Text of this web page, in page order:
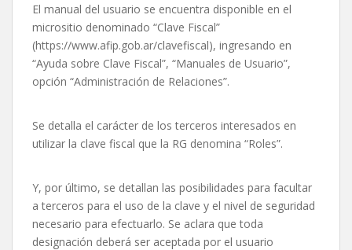
El manual del usuario se encuentra disponible en el
micrositio denominado “Clave Fiscal”
(https://www.afip.gob.ar/clavefiscal), ingresando en
“Ayuda sobre Clave Fiscal”, “Manuales de Usuario”,
opción “Administración de Relaciones”.
Se detalla el carácter de los terceros interesados en
utilizar la clave fiscal que la RG denomina “Roles”.
Y, por último, se detallan las posibilidades para facultar
a terceros para el uso de la clave y el nivel de seguridad
necesario para efectuarlo. Se aclara que toda
designación deberá ser aceptada por el usuario